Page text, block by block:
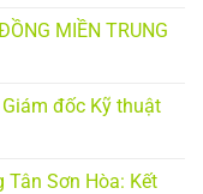
MIỀN TRUNG
đốc Kỹ thuật
Tân Sơn Hòa: Kết